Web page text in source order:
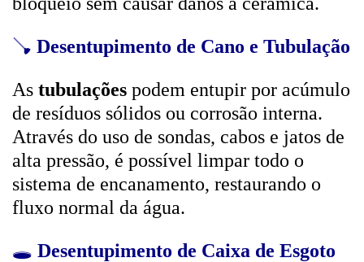
🪠 Desentupimento de Cano e Tubulação
As tubulações podem entupir por acúmulo
de resíduos sólidos ou corrosão interna.
Através do uso de sondas, cabos e jatos de
alta pressão, é possível limpar todo o
sistema de encanamento, restaurando o
fluxo normal da água.
🕳️ Desentupimento de Caixa de Esgoto